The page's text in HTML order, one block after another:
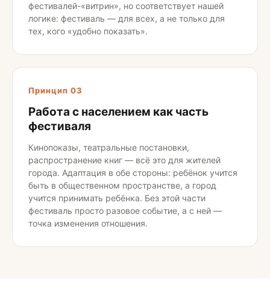
фестивалей-«витрин», но соответствует нашей
логике: фестиваль — для всех, а не только для
тех, кого «удобно показать».
Принцип 03
Работа с населением как часть
фестиваля
Кинопоказы, театральные постановки,
распространение книг — всё это для жителей
города. Адаптация в обе стороны: ребёнок учится
быть в общественном пространстве, а город
учится принимать ребёнка. Без этой части
фестиваль просто разовое событие, а с ней —
точка изменения отношения.